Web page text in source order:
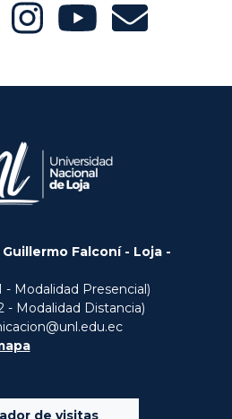
Falconí - Loja -
- Modalidad Presencial)
- Modalidad Distancia)
de visitas